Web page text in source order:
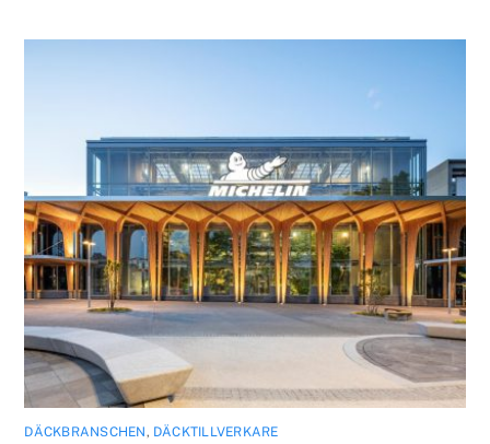
DÄCKBRANSCHEN, DÄCKTILLVERKARE